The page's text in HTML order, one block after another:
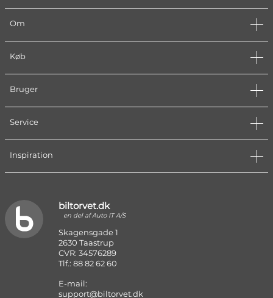
Om
Køb
Bruger
Service
Inspiration
biltorvet.dk
en del af Auto IT A/S
Skagensgade 1
2630 Taastrup
CVR: 34576289
Tlf.: 88 82 62 60
E-mail:
support@biltorvet.dk